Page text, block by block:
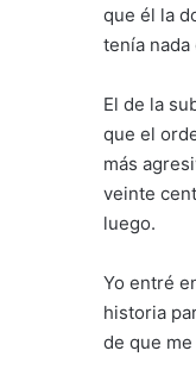
que él la
tenía
El de la
que el
más
veinte
luego.
Yo entré
historia
de que